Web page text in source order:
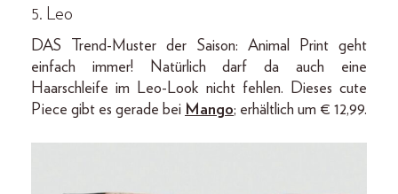
5. Leo
DAS Trend-Muster der Saison: Animal Print geht
einfach immer! Natürlich darf da auch eine
Haarschleife im Leo-Look nicht fehlen. Dieses cute
Piece gibt es gerade bei Mango; erhältlich um € 12,99.